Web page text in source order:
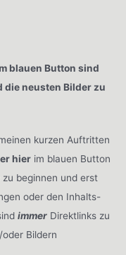
blauen Button sind
die neusten Bilder zu
kurzen Auftritten
hier im blauen Button
beginnen und erst
oder den Inhalts-
immerDirektlinks zu
Bildern